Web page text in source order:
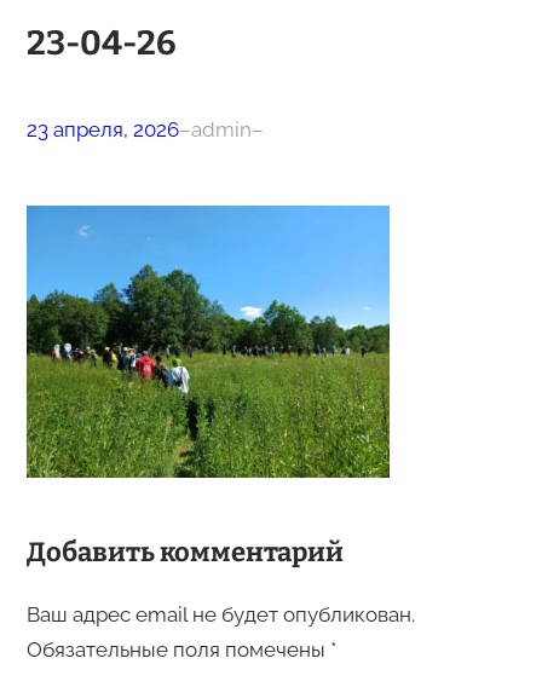
23-04-26
23 апреля, 2026–admin–
Добавить комментарий
Ваш адрес email не будет опубликован.
Обязательные поля помечены *